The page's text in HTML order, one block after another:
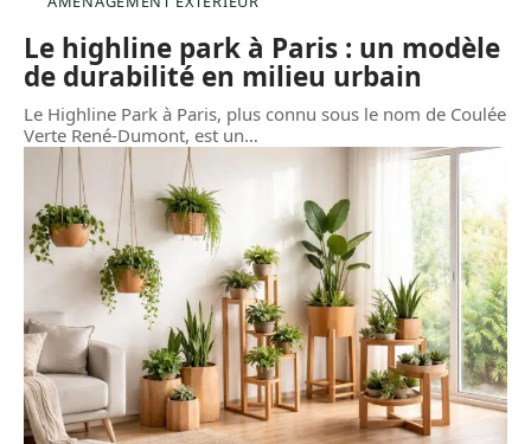
Le highline park à Paris : un modèle
de durabilité en milieu urbain
Le Highline Park à Paris, plus connu sous le nom de Coulée
Verte René-Dumont, est un…